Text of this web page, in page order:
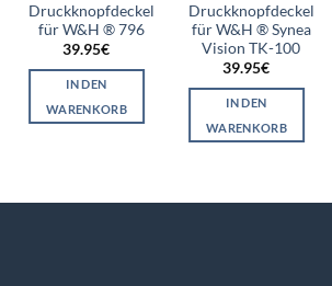
Druckknopfdeckel
für W&H ® 796
39.95€
IN DEN
WARENKORB
Druckknopfdeckel
für W&H ® Synea
Vision TK-100
39.95€
IN DEN
WARENKORB